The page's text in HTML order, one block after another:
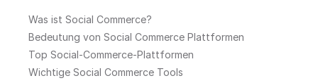
Was ist Social Commerce?
Bedeutung von Social Commerce Plattformen
Top Social-Commerce-Plattformen
Wichtige Social Commerce Tools